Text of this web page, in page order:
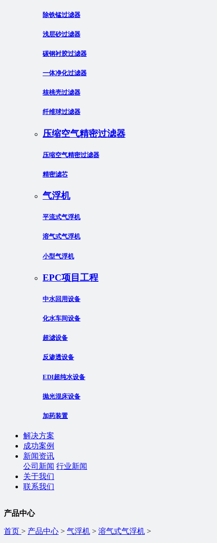
除铁锰过滤器
浅层砂过滤器
碳钢衬胶过滤器
一体净化过滤器
核桃壳过滤器
纤维球过滤器
压缩空气精密过滤器
压缩空气精密过滤器
精密滤芯
气浮机
平流式气浮机
溶气式气浮机
小型气浮机
EPC项目工程
中水回用设备
化水车间设备
超滤设备
反渗透设备
EDI超纯水设备
抛光混床设备
加药装置
解决方案
成功案例
新闻资讯
公司新闻 行业新闻
关于我们
联系我们
产品中心
首页 > 产品中心 > 气浮机 > 溶气式气浮机 >